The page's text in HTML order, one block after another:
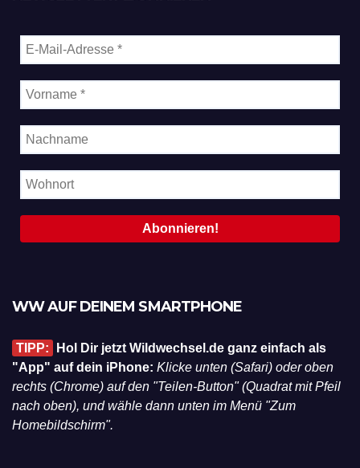
WW AUF DEINEM SMARTPHONE
TIPP:
Hol Dir jetzt Wildwechsel.de ganz einfach als
"App" auf dein iPhone: Klicke unten (Safari) oder oben
rechts (Chrome) auf den "Teilen-Button" (Quadrat mit Pfeil
nach oben), und wähle dann unten im Menü "Zum
Homebildschirm".